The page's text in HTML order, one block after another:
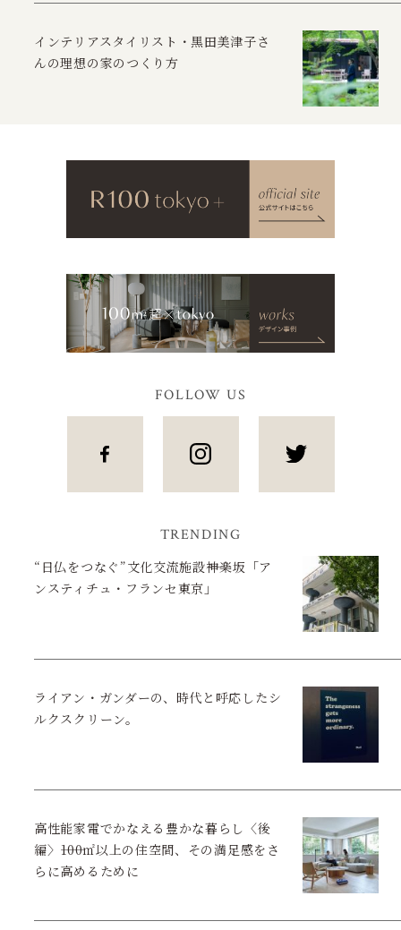
インテリアスタイリスト・黒田美津子さ
んの理想の家のつくり方
FOLLOW US
TRENDING
“日仏をつなぐ”文化交流施設――神楽坂「ア
ンスティチュ・フランセ東京」
ライアン・ガンダーの、時代と呼応したシ
ルクスクリーン。
高性能家電でかなえる豊かな暮らし〈後
編〉――100㎡以上の住空間、その満足感をさ
らに高めるために